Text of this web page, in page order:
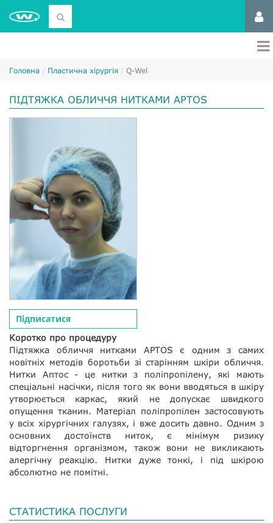
Головна Пластична хірургія Q-Wel
ПІДТЯЖКА ОБЛИЧЧЯ НИТКАМИ APTOS
Підписатися
Коротко про процедуру
Підтяжка обличчя нитками APTOS є одним з самих
новітніх методів боротьби зі старінням шкіри обличчя.
Нитки Аптос - це нитки з поліпропілену, які мають
спеціальні насічки, після того як вони вводяться в шкіру
утворюється каркас, який не допускає швидкого
опущення тканин. Матеріал поліпропілен застосовують
у всіх хірургічних галузях, і вже досить давно. Одним з
основних достоїнств ниток, є мінімум ризику
відторгнення організмом, також вони не викликають
алергічну реакцію. Нитки дуже тонкі, і під шкірою
абсолютно не помітні.
СТАТИСТИКА ПОСЛУГИ